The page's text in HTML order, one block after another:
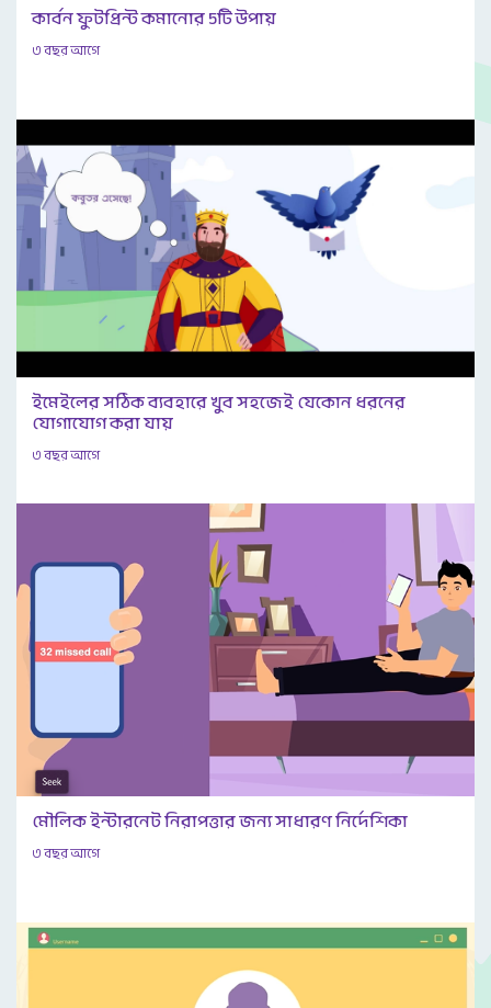
কার্বন ফুটপ্রিন্ট কমানোর 5টি উপায়
৩ বছর আগে
ইমেইলের সঠিক ব্যবহারে খুব সহজেই যেকোন ধরনের
যোগাযোগ করা যায়
৩ বছর আগে
মৌলিক ইন্টারনেট নিরাপত্তার জন্য সাধারণ নির্দেশিকা
৩ বছর আগে